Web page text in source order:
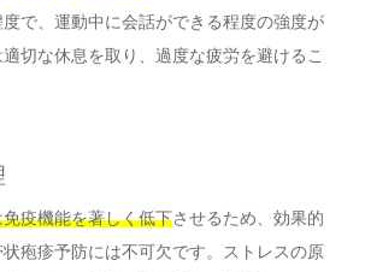
で、運動中に会話ができる程度の強度が
切な休息を取り、過度な疲労を避けるこ
疫機能を著しく低下させるため、効果的
疱疹予防には不可欠です。ストレスの原